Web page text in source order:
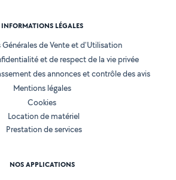
INFORMATIONS LÉGALES
de Vente et d'Utilisation
et de respect de la vie privée
des annonces et contrôle des avis
Mentions légales
Cookies
Location de matériel
Prestation de services
NOS APPLICATIONS